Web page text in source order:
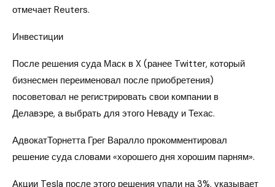
отмечает Reuters.
Инвестиции
После решения суда Маск в X (ранее Twitter, который
бизнесмен переименовал после приобретения)
посоветовал не регистрировать свои компании в
Делавэре, а выбрать для этого Неваду и Техас.
АдвокатТорнетта Грег Варалло прокомментировал
решение суда словами «хорошего дня хорошим парням».
Акции Tesla после этого решения упали на 3%, указывает